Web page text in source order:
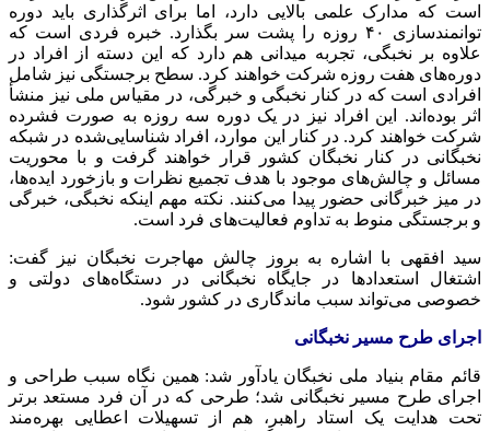
است که مدارک علمی بالایی دارد، اما برای اثرگذاری باید دوره
توانمندسازی ۴۰ روزه را پشت سر بگذارد. خبره فردی است که
علاوه بر نخبگی، تجربه میدانی هم دارد که این دسته از افراد در
دوره‌های هفت روزه شرکت خواهند کرد. سطح برجستگی نیز شامل
افرادی است که در کنار نخبگی و خبرگی، در مقیاس ملی نیز منشأ
اثر بوده‌اند. این افراد نیز در یک دوره سه روزه به صورت فشرده
شرکت خواهند کرد. در کنار این موارد، افراد شناسایی‌شده در شبکه
نخبگانی در کنار نخبگان کشور قرار خواهند گرفت و با محوریت
مسائل و چالش‌های موجود با هدف تجمیع نظرات و بازخورد ایده‌ها،
در میز خبرگانی حضور پیدا می‌کنند. نکته مهم اینکه نخبگی، خبرگی
و برجستگی منوط به تداوم فعالیت‌های فرد است.
سید افقهی با اشاره به بروز چالش مهاجرت نخبگان نیز گفت:
اشتغال استعدادها در جایگاه نخبگانی در دستگاه‌های دولتی و
خصوصی می‌تواند سبب ماندگاری در کشور شود.
اجرای طرح مسیر نخبگانی
قائم مقام بنیاد ملی نخبگان یادآور شد: همین نگاه سبب طراحی و
اجرای طرح مسیر نخبگانی شد؛ طرحی که در آن فرد مستعد برتر
تحت هدایت یک استاد راهبر، هم از تسهیلات اعطایی بهره‌مند